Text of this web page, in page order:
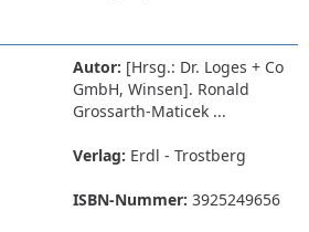
Autor: [Hrsg.: Dr. Loges + Co
GmbH, Winsen]. Ronald
Grossarth-Maticek ...
Verlag: Erdl - Trostberg
ISBN-Nummer: 3925249656